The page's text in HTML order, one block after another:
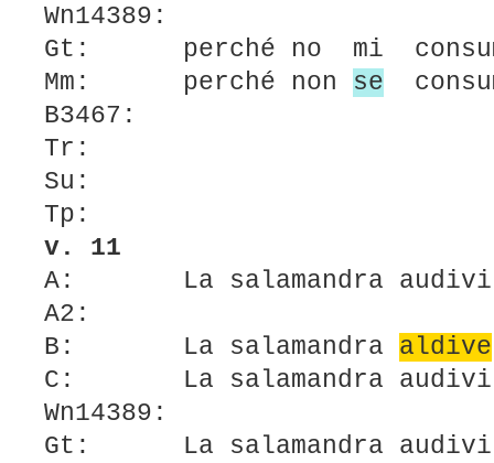
Wn14389:
Gt: perché no mi
Mm: perché non se
B3467:
Tr:
Su:
Tp:
v. 11
A: La salamandra audivi
A2:
B: La salamandra aldive
C: La salamandra audivi
Wn14389:
Gt: La salamandra audivi